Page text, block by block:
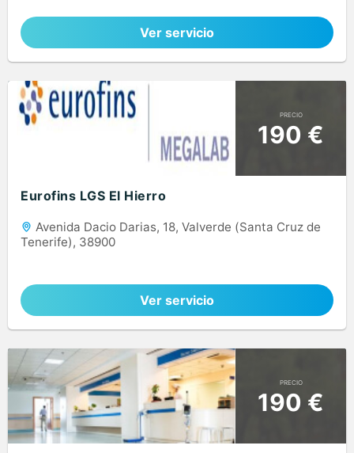
Ver servicio
PRECIO
190 €
Eurofins LGS El Hierro
Avenida Dacio Darias, 18, Valverde (Santa Cruz de
Tenerife), 38900
Ver servicio
PRECIO
190 €